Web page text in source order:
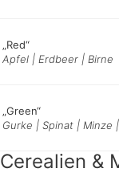
„Red“
Apfel | Erdbeer | Birne
„Green“
Gurke | Spinat | Minze
Cerealien &